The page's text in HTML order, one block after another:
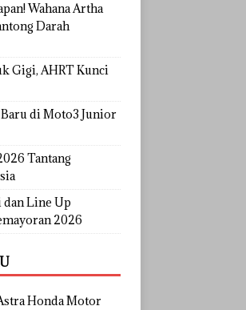
Wahana Artha
Darah
Gigi, AHRT Kunci
Baru di Moto3 Junior
Tantang
Line Up
2026
Honda Motor